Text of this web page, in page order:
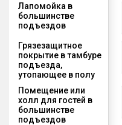
Лапомойка в
большинстве
подъездов
Грязезащитное
покрытие в тамбуре
подъезда,
утопающее в полу
Помещение или
холл для гостей в
большинстве
подъездов